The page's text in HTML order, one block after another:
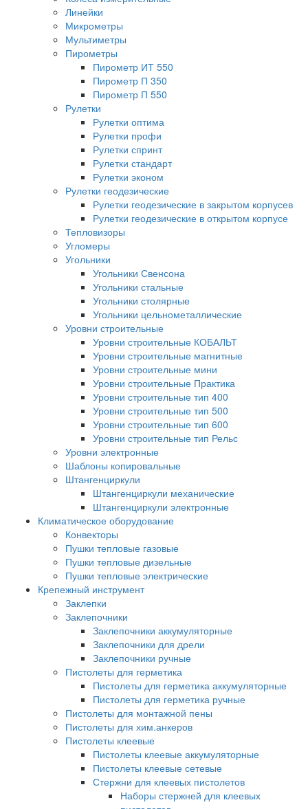
Линейки
Микрометры
Мультиметры
Пирометры
Пирометр ИТ 550
Пирометр П 350
Пирометр П 550
Рулетки
Рулетки оптима
Рулетки профи
Рулетки спринт
Рулетки стандарт
Рулетки эконом
Рулетки геодезические
Рулетки геодезические в закрытом корпусев
Рулетки геодезические в открытом корпусе
Тепловизоры
Угломеры
Угольники
Угольники Свенсона
Угольники стальные
Угольники столярные
Угольники цельнометаллические
Уровни строительные
Уровни строительные КОБАЛЬТ
Уровни строительные магнитные
Уровни строительные мини
Уровни строительные Практика
Уровни строительные тип 400
Уровни строительные тип 500
Уровни строительные тип 600
Уровни строительные тип Рельс
Уровни электронные
Шаблоны копировальные
Штангенциркули
Штангенциркули механические
Штангенциркули электронные
Климатическое оборудование
Конвекторы
Пушки тепловые газовые
Пушки тепловые дизельные
Пушки тепловые электрические
Крепежный инструмент
Заклепки
Заклепочники
Заклепочники аккумуляторные
Заклепочники для дрели
Заклепочники ручные
Пистолеты для герметика
Пистолеты для герметика аккумуляторные
Пистолеты для герметика ручные
Пистолеты для монтажной пены
Пистолеты для хим.анкеров
Пистолеты клеевые
Пистолеты клеевые аккумуляторные
Пистолеты клеевые сетевые
Стержни для клеевых пистолетов
Наборы стержней для клеевых